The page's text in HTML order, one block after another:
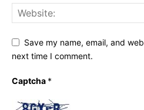
Save my name, email, and
next time I comment.
Captcha *